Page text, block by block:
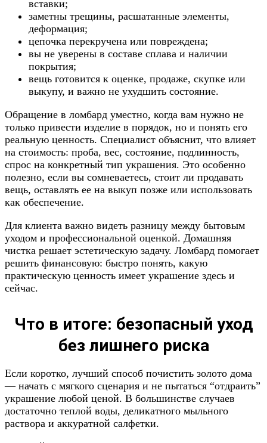
вставки;
заметны трещины, расшатанные элементы,
деформация;
цепочка перекручена или повреждена;
вы не уверены в составе сплава и наличии
покрытия;
вещь готовится к оценке, продаже, скупке или
выкупу, и важно не ухудшить состояние.
Обращение в ломбард уместно, когда вам нужно не
только привести изделие в порядок, но и понять его
реальную ценность. Специалист объяснит, что влияет
на стоимость: проба, вес, состояние, подлинность,
спрос на конкретный тип украшения. Это особенно
полезно, если вы сомневаетесь, стоит ли продавать
вещь, оставлять ее на выкуп позже или использовать
как обеспечение.
Для клиента важно видеть разницу между бытовым
уходом и профессиональной оценкой. Домашняя
чистка решает эстетическую задачу. Ломбард помогает
решить финансовую: быстро понять, какую
практическую ценность имеет украшение здесь и
сейчас.
Что в итоге: безопасный уход
без лишнего риска
Если коротко, лучший способ почистить золото дома
— начать с мягкого сценария и не пытаться “отдраить”
украшение любой ценой. В большинстве случаев
достаточно теплой воды, деликатного мыльного
раствора и аккуратной салфетки.